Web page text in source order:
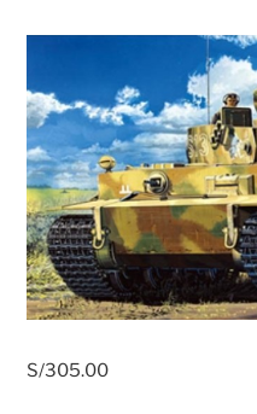
S/305.00